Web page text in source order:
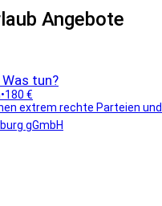
Angebote
tun?
•180 €
extrem rechte Parteien
gGmbH